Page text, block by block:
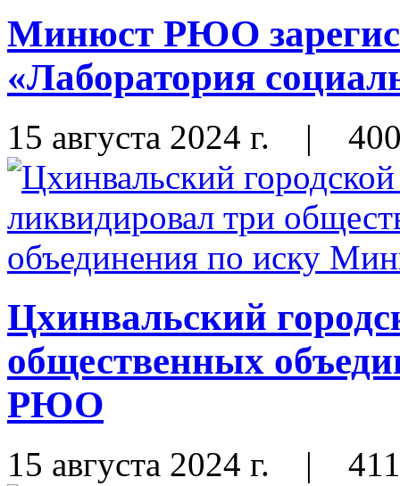
Минюст РЮО
«Лаборатория
15 августа 2024 г. |
Цхинвальский
общественных
РЮО
15 августа 2024 г. |